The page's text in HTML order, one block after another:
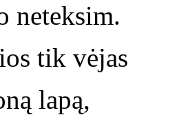
neteksim.
tik vėjas
lapą,